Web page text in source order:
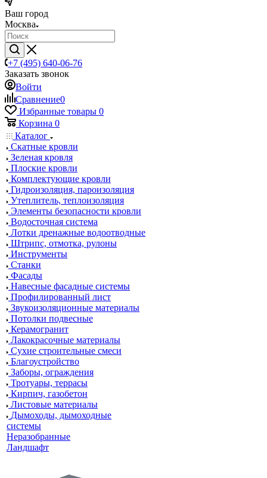
Ваш город
Москва
+7 (495) 640-06-76
Заказать звонок
Войти
Сравнение0
Избранные товары 0
Корзина 0
Каталог
Скатные кровли
Зеленая кровля
Плоские кровли
Комплектующие кровли
Гидроизоляция, пароизоляция
Утеплитель, теплоизоляция
Элементы безопасности кровли
Водосточная система
Лотки дренажные водоотводные
Штрипс, отмотка, рулоны
Инструменты
Станки
Фасады
Навесные фасадные системы
Профилированный лист
Звукоизоляционные материалы
Потолки подвесные
Керамогранит
Лакокрасочные материалы
Сухие строительные смеси
Благоустройство
Заборы, ограждения
Тротуары, террасы
Кирпич, газобетон
Листовые материалы
Дымоходы, дымоходные
системы
Неразобранные
Ландшафт